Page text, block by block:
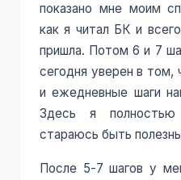
показано мне моим
как я читал БК и
пришла. Потом 6 и 7
сегодня уверен в том,
и ежедневные шаги
Здесь я
стараюсь быть
После 5-7 шагов у